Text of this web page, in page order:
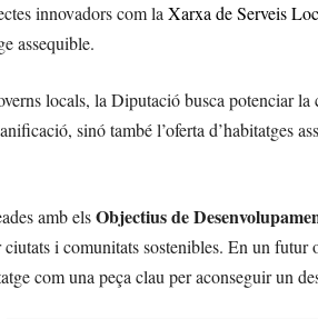
innovadors com laXarxa de Serveis
assequible.
locals, la Diputació busca potenciar
sinó també l’oferta d’habitatges
amb elsObjectius de
i comunitats sostenibles. En un futur
com una peça clau per aconseguir un